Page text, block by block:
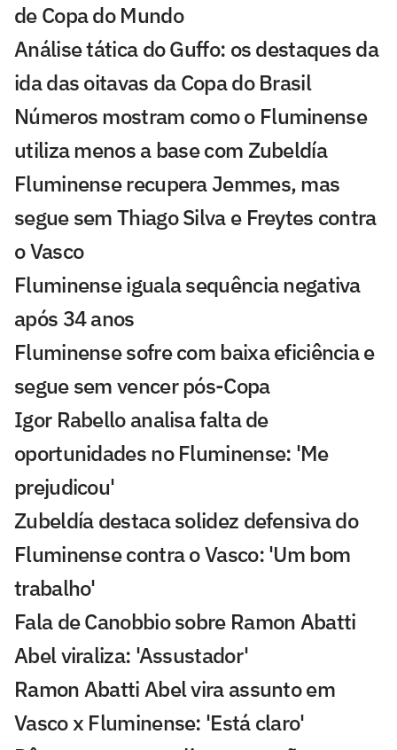
de Copa do Mundo
Análise tática do Guffo: os destaques da
ida das oitavas da Copa do Brasil
Números mostram como o Fluminense
utiliza menos a base com Zubeldía
Fluminense recupera Jemmes, mas
segue sem Thiago Silva e Freytes contra
o Vasco
Fluminense iguala sequência negativa
após 34 anos
Fluminense sofre com baixa eficiência e
segue sem vencer pós-Copa
Igor Rabello analisa falta de
oportunidades no Fluminense: 'Me
prejudicou'
Zubeldía destaca solidez defensiva do
Fluminense contra o Vasco: 'Um bom
trabalho'
Fala de Canobbio sobre Ramon Abatti
Abel viraliza: 'Assustador'
Ramon Abatti Abel vira assunto em
Vasco x Fluminense: 'Está claro'